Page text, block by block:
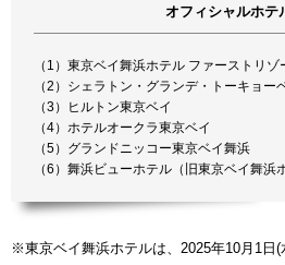
オフィシャルホテ
（1）東京ベイ舞浜ホテル ファーストリゾ
（2）シェラトン・グランデ・トーキョー
（3）ヒルトン東京ベイ
（4）ホテルオークラ東京ベイ
（5）グランドニッコー東京ベイ舞浜
（6）舞浜ビューホテル（旧東京ベイ舞浜
※東京ベイ舞浜ホテルは、2025年10月1日(